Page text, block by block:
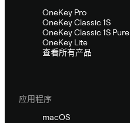
OneKey Pro
OneKey Classic 1S
OneKey Classic 1S Pure
OneKey Lite
查看所有产品
应用程序
macOS